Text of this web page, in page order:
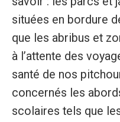
situées en bordure
que les abribus et
à l’attente des
santé de nos
concernés les
scolaires tels que